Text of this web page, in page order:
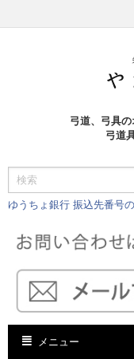
弓道、弓具の
弓道
ゆうちょ銀行 振込先番号
メニュー